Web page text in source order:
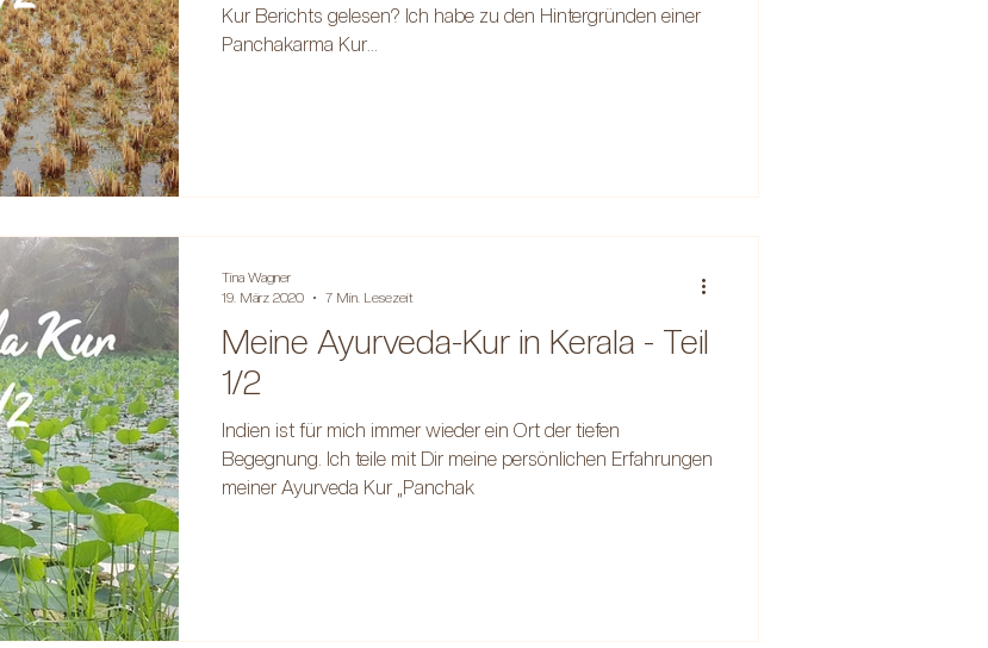
Kur Berichts gelesen? Ich habe zu den Hintergründen einer
Panchakarma Kur...
Meine Ayurveda-Kur in Kerala - Teil
1/2
Indien ist für mich immer wieder ein Ort der tiefen
Begegnung. Ich teile mit Dir meine persönlichen Erfahrungen
meiner Ayurveda Kur „Panchak
Tina Wagner
19. März 2020
7 Min. Lesezeit